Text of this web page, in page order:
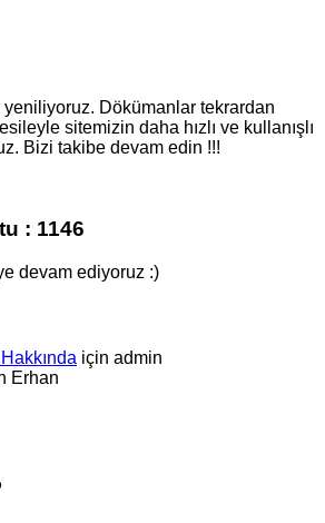
Dökümanlar tekrardan
sitemizin daha hızlı ve kullanışlı
Bizi takibe devam edin !!!
: 1146
devam ediyoruz :)
için admin
Erhan